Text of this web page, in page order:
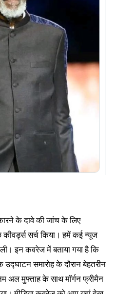
के दावे की जांच के लिए
सर्च किया। हमें कई न्यूज
इन कवरेज में बताया गया है कि
उद्घाटन समारोह के दौरान बेहतरीन
अल मुफ्ताह के साथ मॉर्गन फ्रीमैन